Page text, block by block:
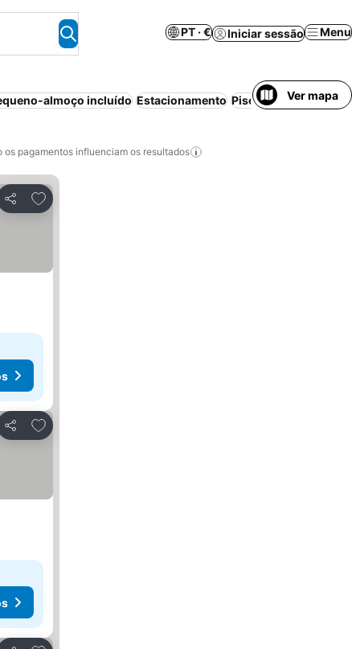
PT · € Iniciar sessão Menu
almoço incluído Estacionamento Piscina Resort Ar
Ver mapa
os pagamentos influenciam os resultados
Partilhar
Adicionar aos favoritos
Partilhar
Adicionar aos favoritos